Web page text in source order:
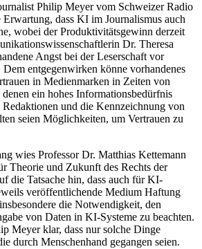
Philip Meyer vom Schweizer Radio
Erwartung, dass KI im Journalismus auch
wobei der Produktivitätsgewinn derzeit
Dr. Theresa
Angst bei der Leserschaft vor
entgegenwirken könne vorhandenes
in Medienmarken in Zeiten von
ein hohes Informationsbedürfnis
und die Kennzeichnung von
seien Möglichkeiten, um Vertrauen zu
wies Professor Dr. Matthias Kettemann
Theorie und Zukunft des Rechts der
die Tatsache hin, dass auch für KI-
veröffentlichende Medium Haftung
die Notwendigkeit, den
von Daten in KI-Systeme zu beachten.
Meyer klar, dass nur solche Dinge
durch Menschenhand gegangen seien.